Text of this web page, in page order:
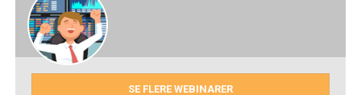
SE FLERE WEBINARER